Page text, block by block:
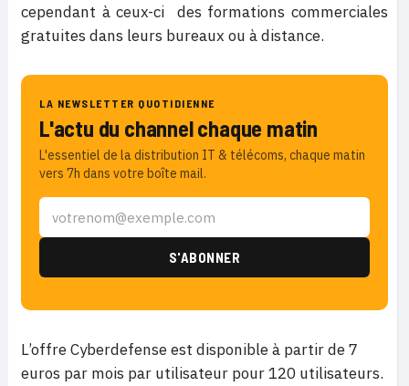
cependant à ceux-ci des formations commerciales
gratuites dans leurs bureaux ou à distance.
LA NEWSLETTER QUOTIDIENNE
L'actu du channel chaque matin
L'essentiel de la distribution IT & télécoms, chaque matin
vers 7h dans votre boîte mail.
L’offre Cyberdefense est disponible à partir de 7
euros par mois par utilisateur pour 120 utilisateurs.